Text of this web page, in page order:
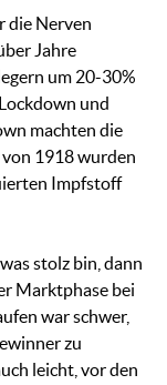
die Nerven
Jahre
um 20-30%
und
machten die
1918 wurden
Impfstoff
stolz bin, dann
Marktphase bei
war schwer,
zu
leicht, vor den